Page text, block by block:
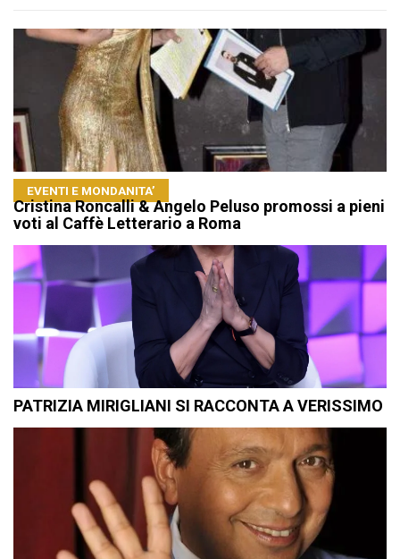
EVENTI E MONDANITA’
Cristina Roncalli & Angelo Peluso promossi a pieni
voti al Caffè Letterario a Roma
PATRIZIA MIRIGLIANI SI RACCONTA A VERISSIMO